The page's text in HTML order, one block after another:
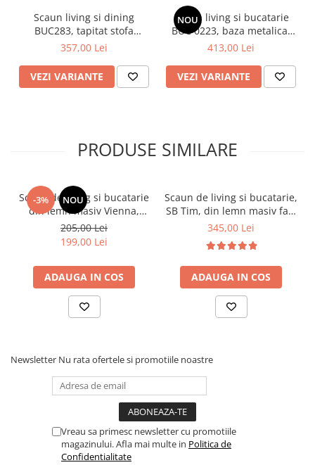
Scaun living si dining
BUC283, tapitat stofa
boucle, structura metalica,
357,00 Lei
VEZI VARIANTE
NOU
Scaun living si bucatarie
BUC 0223, baza metalica,
tapiterie catifea, rotativ, 100
413,00 Lei
VEZI VARIANTE
PRODUSE SIMILARE
-3% NOU
Scaun de living si bucatarie
din lemn masiv Vienna,
tapiterie stofa,100 kg,
94x49x40 cm, nuc/bej
205,00 Lei
199,00 Lei
ADAUGA IN COS
Scaun de living si bucatarie,
SB Tim, din lemn masiv fag,
tapiterie stofa, lacuit, 120
345,00 Lei
ADAUGA IN COS
Newsletter Nu rata ofertele si promotiile noastre
Vreau sa primesc newsletter cu promotiile
magazinului. Afla mai multe in Politica de
Confidentialitate